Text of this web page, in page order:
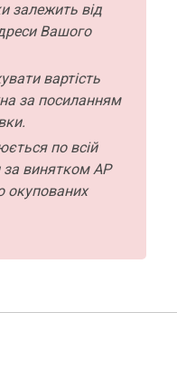
залежить від
Вашого
вартість
за посиланням
по всій
за винятком АР
окупованих